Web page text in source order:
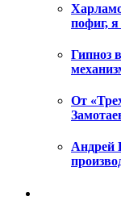
пофиг,
Гипноз
От
Андрей